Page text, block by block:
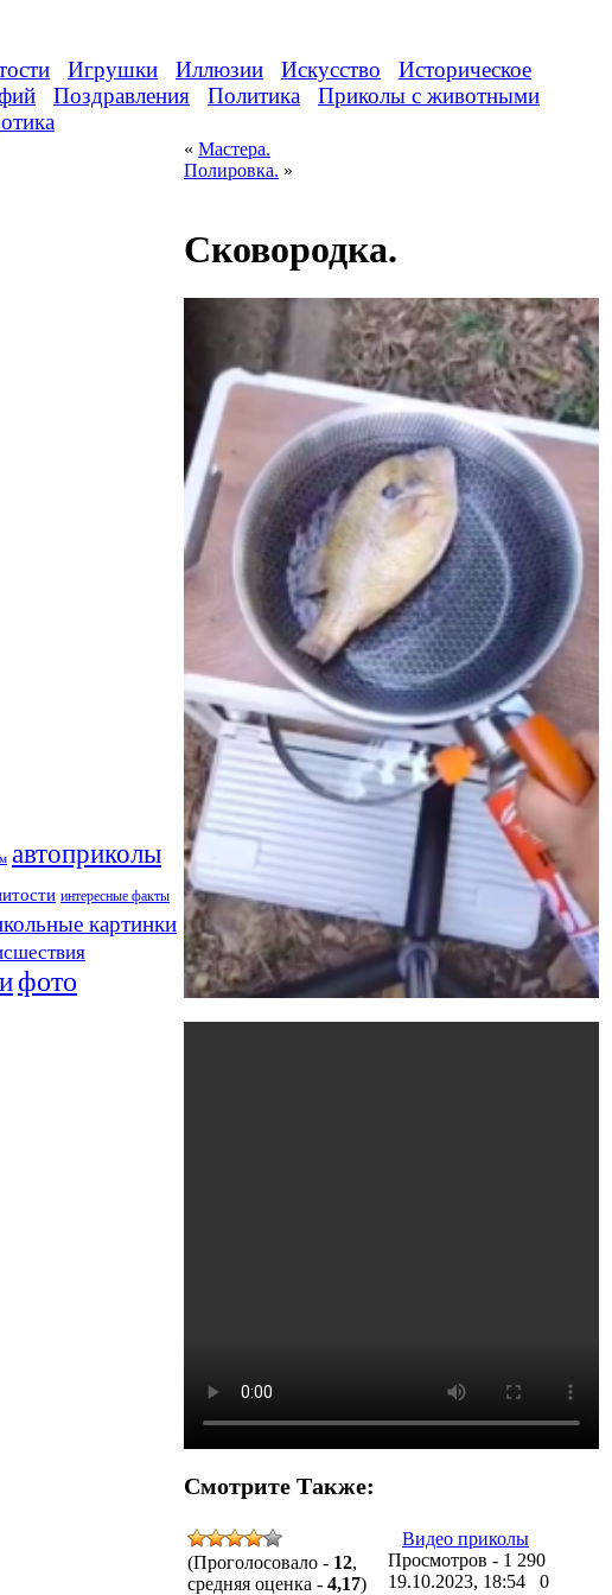
Игрушки Иллюзии Искусство
Историческое
Поздравления Политика
Приколы с животными
автоприколы
интересные факты
картинки
фото
« Мастера.
Полировка. »
Сковородка.
Смотрите Также:
(Проголосовало - 12,
средняя оценка - 4,17)
Видео приколы
Просмотров - 1 290
19.10.2023, 18:54
0